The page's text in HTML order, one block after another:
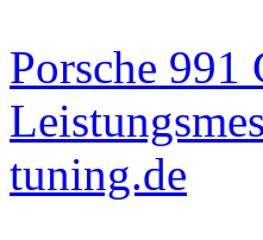
Porsche 991
tuning.de